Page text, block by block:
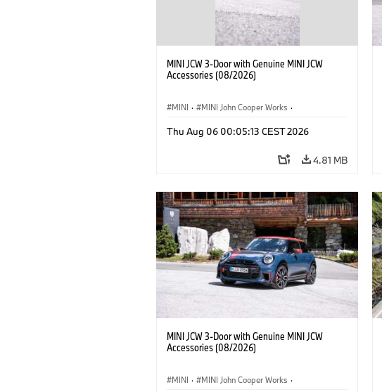
MINI JCW 3-Door with Genuine MINI JCW
Accessories (08/2026)
MINI · MINI John Cooper Works ·
Optional Extras, Accessories
Thu Aug 06 00:05:13 CEST 2026
4.81 MB
MINI JCW 3-Door with Genuine MINI JCW
Accessories (08/2026)
MINI · MINI John Cooper Works ·